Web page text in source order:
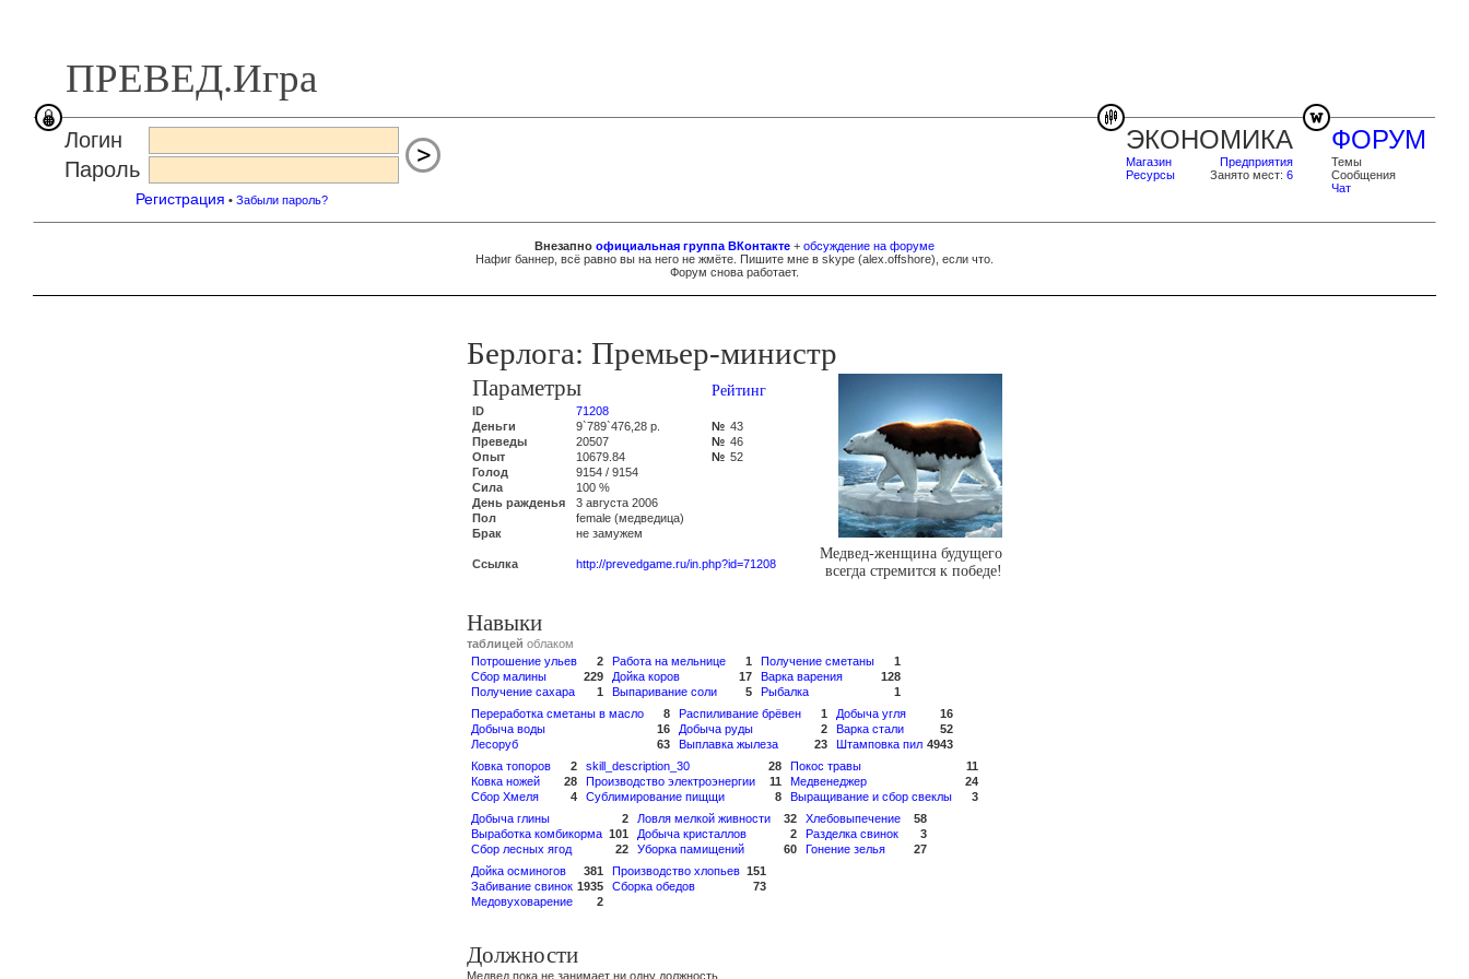
ПРЕВЕД.Игра
ФОРУМ
Темы
Сообщения
Чат
ЭКОНОМИКА
Предприятия
Занято мест: 6
Магазин
Ресурсы
Логин
Пароль
Регистрация • Забыли пароль?
Внезапно официальная группа ВКонтакте + обсуждение на форуме
Нафиг баннер, всё равно вы на него не жмёте. Пишите мне в skype (alex.offshore), если что.
Форум снова работает.
Берлога: Премьер-министр
Параметры Рейтинг
ID
71208
Деньги
9`789`476,28 р. № 43
Преведы
20507 № 46
Опыт
10679.84 № 52
Голод
9154 / 9154
Сила
100 %
День ражденья
3 августа 2006
Пол
female (медведица)
Брак
не замужем
Ссылка http://prevedgame.ru/in.php?id=71208
Медвед-женщина будущего
всегда стремится к победе!
Навыки
таблицей облаком
Потрошение ульев
2
Сбор малины
229
Получение сахара
1
Работа на мельнице
1
Дойка коров
17
Выпаривание соли
5
Получение сметаны
1
Варка варения
128
Рыбалка
1
Переработка сметаны в масло
8
Добыча воды
16
Лесоруб
63
Распиливание брёвен
1
Добыча руды
2
Выплавка жылеза
23
Добыча угля
16
Варка стали
52
Штамповка пил 4943
Ковка топоров
2
Ковка ножей
28
Сбор Хмеля
4
skill_description_30
28
Производство электроэнергии
11
Сублимирование пищщи
8
Покос травы
11
Медвенеджер
24
Выращивание и сбор свеклы
3
Добыча глины
2
Выработка комбикорма 101
Сбор лесных ягод
22
Ловля мелкой живности
32
Добыча кристаллов
2
Уборка памищений
60
Хлебовыпечение
58
Разделка свинок
3
Гонение зелья
27
Дойка осминогов
381
Забивание свинок 1935
Медовуховарение
2
Производство хлопьев 151
Сборка обедов
73
Должности
Медвед пока не занимает ни одну должность.